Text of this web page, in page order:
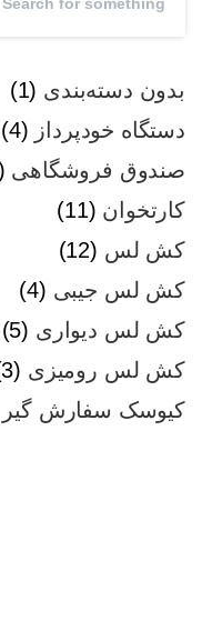
بدون دسته‌بندی
1
دستگاه خودپرداز
4
صندوق فروشگاهی
کارتخوان
11
کش لس
12
کش لس جیبی
4
کش لس دیواری
5
کش لس رومیزی
3
کیوسک سفارش گیر